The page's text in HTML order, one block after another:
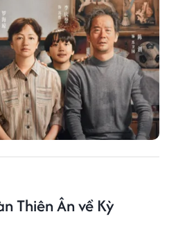
Thiên Ân về Kỳ